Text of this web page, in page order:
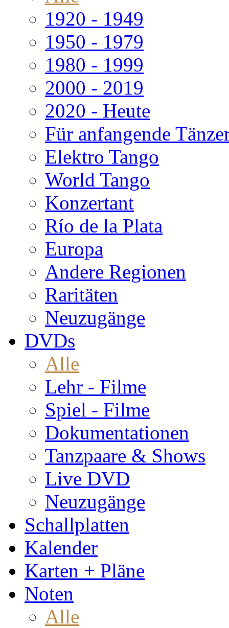
1920 - 1949
1950 - 1979
1980 - 1999
2000 - 2019
2020 - Heute
Für anfangende
Elektro Tango
World Tango
Konzertant
Río de la Plata
Europa
Andere Regionen
Raritäten
Neuzugänge
DVDs
Alle
Lehr - Filme
Spiel - Filme
Dokumentationen
Tanzpaare & Shows
Live DVD
Neuzugänge
Schallplatten
Kalender
Karten + Pläne
Noten
Alle